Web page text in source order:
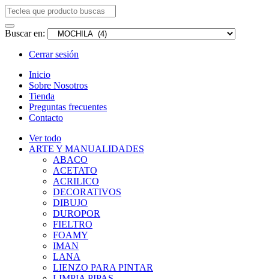
Buscar en:
Cerrar sesión
Inicio
Sobre Nosotros
Tienda
Preguntas frecuentes
Contacto
Ver todo
ARTE Y MANUALIDADES
ABACO
ACETATO
ACRILICO
DECORATIVOS
DIBUJO
DUROPOR
FIELTRO
FOAMY
IMAN
LANA
LIENZO PARA PINTAR